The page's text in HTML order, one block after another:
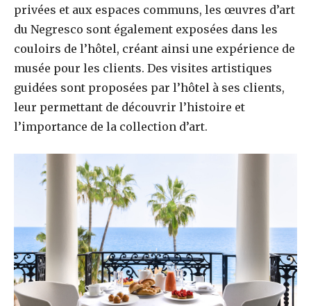
privées et aux espaces communs, les œuvres d’art
du Negresco sont également exposées dans les
couloirs de l’hôtel, créant ainsi une expérience de
musée pour les clients. Des visites artistiques
guidées sont proposées par l’hôtel à ses clients,
leur permettant de découvrir l’histoire et
l’importance de la collection d’art.